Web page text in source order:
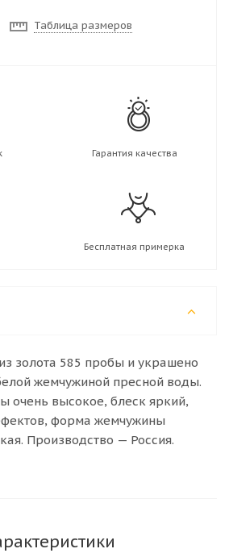
Таблица размеров
Гарантия качества
Бесплатная примерка
золота 585 пробы и украшено
жемчужиной пресной воды.
очень высокое, блеск яркий,
форма жемчужины
Производство — Россия.